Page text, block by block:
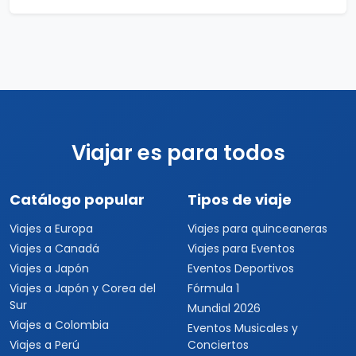
Viajar es para todos
Catálogo popular
Viajes a Europa
Viajes a Canadá
Viajes a Japón
Viajes a Japón y Corea del
Sur
Viajes a Colombia
Viajes a Perú
Tipos de viaje
Viajes para quinceaneras
Viajes para Eventos
Eventos Deportivos
Fórmula 1
Mundial 2026
Eventos Musicales y
Conciertos